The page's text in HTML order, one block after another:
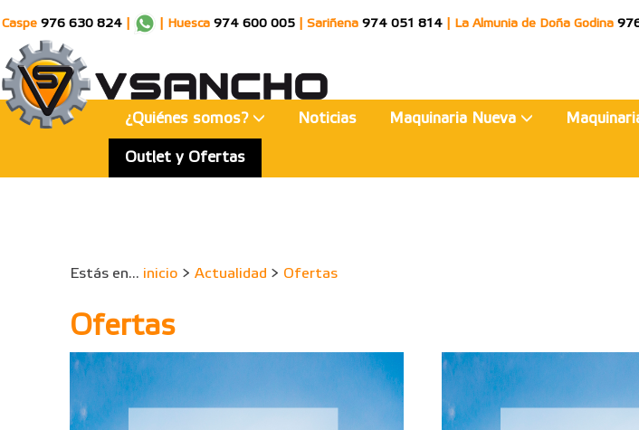
Caspe 976 630 824 Huesca 974 600 005 Sariñena 974 051 814 La Almunia de Doña Godina
¿Quiénes somos? Noticias Maquinaria Nueva
Outlet y Ofertas
Estás en... inicio > Actualidad > Ofertas
Ofertas